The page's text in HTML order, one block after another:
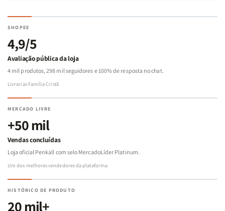
SHOPEE
4,9/5
Avaliação pública da loja
4 mil produtos, 298 mil seguidores e 100% de resposta no chat.
Livrarias Família Cristã
MERCADO LIVRE
+50 mil
Vendas concluídas
Loja oficial Penkall com selo MercadoLíder Platinum.
Um dos melhores vendedores da plataforma
HISTÓRICO DE PRODUTO
20 mil+